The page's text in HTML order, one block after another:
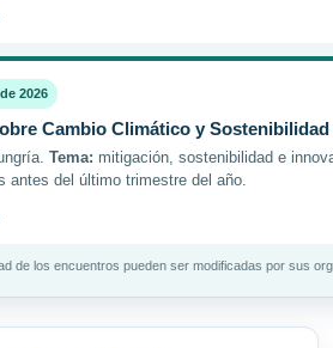
2026
Cambio Climático y
Tema: mitigación, sostenibilidad e
antes del último trimestre del año.
de los encuentros pueden ser modificadas por sus